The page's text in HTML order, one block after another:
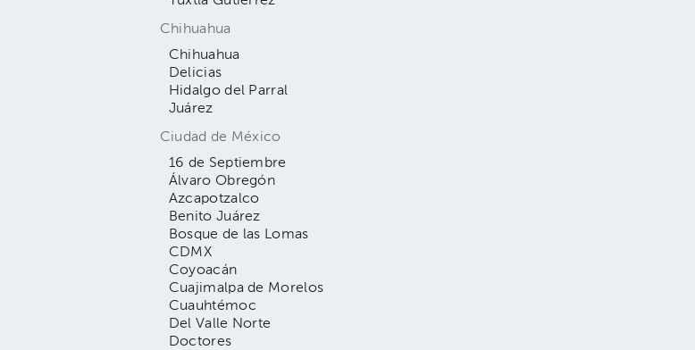
Chihuahua
Chihuahua
Delicias
Hidalgo del Parral
Juárez
Ciudad de México
16 de Septiembre
Álvaro Obregón
Azcapotzalco
Benito Juárez
Bosque de las Lomas
CDMX
Coyoacán
Cuajimalpa de Morelos
Cuauhtémoc
Del Valle Norte
Doctores